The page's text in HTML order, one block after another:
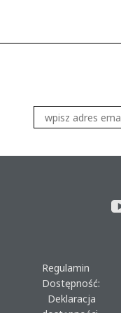
Regulamin
Dostępność:
Deklaracja